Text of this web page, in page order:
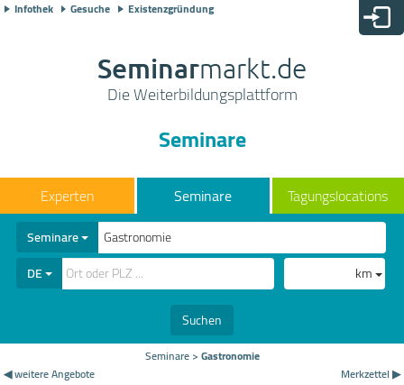
Infothek Gesuche Existenzgründung
Seminarmarkt.de
Die Weiterbildungsplattform
Seminare
Seminare Tagungslocations
Seminare
DE
km
Suchen
Seminare>Gastronomie
◀ weitere Angebote
Merkzettel ▶